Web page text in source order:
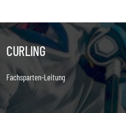
CURLING
Fachsparten-Leitung